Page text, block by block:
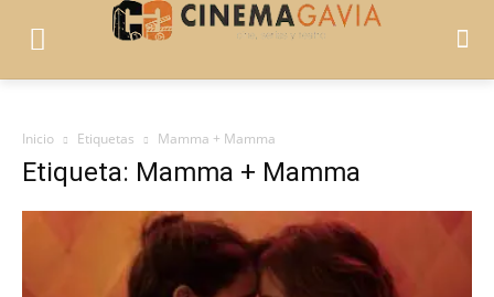
Inicio Etiquetas Mamma + Mamma
Etiqueta: Mamma + Mamma